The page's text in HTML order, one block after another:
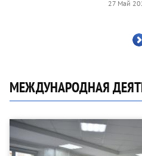
27 Май
МЕЖДУНАРОДНАЯ